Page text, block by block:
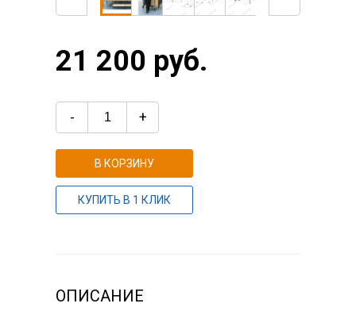
21 200 руб.
- +
В КОРЗИНУ
КУПИТЬ В 1 КЛИК
ОПИСАНИЕ